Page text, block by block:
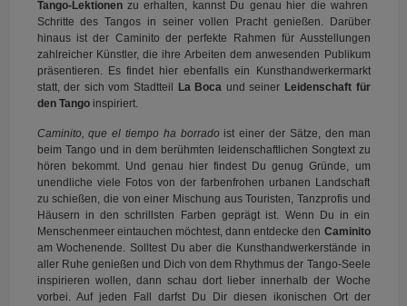
Tango-Lektionenzu erhalten, kannst Du genau hier die wahren
Schritte des Tangos in seiner vollen Pracht genießen. Darüber
hinaus ist der Caminito der perfekte Rahmen für Ausstellungen
zahlreicher Künstler, die ihre Arbeiten dem anwesenden Publikum
präsentieren. Es findet hier ebenfalls ein Kunsthandwerkermarkt
statt, der sich vom Stadtteil
La Boca und seiner Leidenschaft für
den Tangoinspiriert.
Caminito, que el tiempo ha borradoist einer der Sätze, den man
beim Tango und in dem berühmten leidenschaftlichen Songtext zu
hören bekommt. Und genau hier findest Du genug Gründe, um
unendliche viele Fotos von der farbenfrohen urbanen Landschaft
zu schießen, die von einer Mischung aus Touristen, Tanzprofis und
Häusern in den schrillsten Farben geprägt ist. Wenn Du in ein
Menschenmeer eintauchen möchtest, dann entdecke den Caminito
am Wochenende. Solltest Du aber die Kunsthandwerkerstände in
aller Ruhe genießen und Dich von dem Rhythmus der Tango-Seele
inspirieren wollen, dann schau dort lieber innerhalb der Woche
vorbei. Auf jeden Fall darfst Du Dir diesen ikonischen Ort der